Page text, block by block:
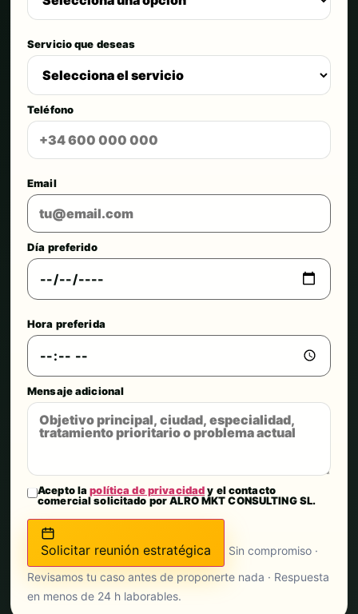
Servicio que deseas
Teléfono
Email
Día preferido
Hora preferida
Mensaje adicional
Acepto lapolítica de privacidady el contacto
comercial solicitado por ALRO MKT CONSULTING SL.
Solicitar reunión estratégica
Sin compromiso ·
Revisamos tu caso antes de proponerte nada · Respuesta
en menos de 24 h laborables.